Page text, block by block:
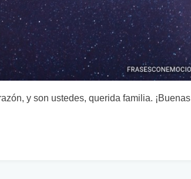
y son ustedes, querida familia. ¡Buenas